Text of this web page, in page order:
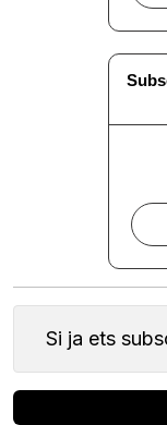
Si ja ets